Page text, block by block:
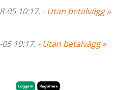
05 10:17. - Utan betalvägg »
10:17. - Utan betalvägg »